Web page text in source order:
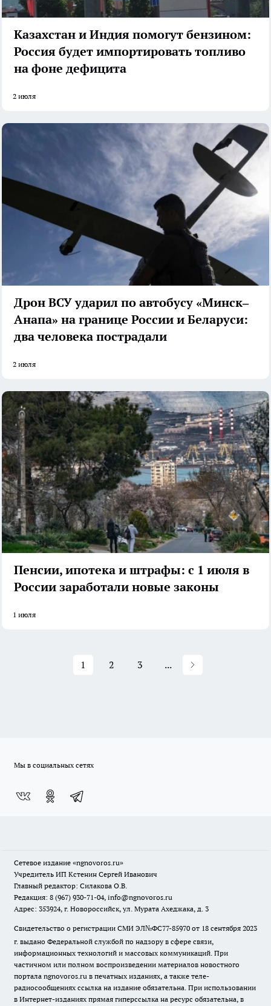
Казахстан и Индия помогут бензином:
Россия будет импортировать топливо
на фоне дефицита
2 июля
Дрон ВСУ ударил по автобусу «Минск–
Анапа» на границе России и Беларуси:
два человека пострадали
2 июля
Пенсии, ипотека и штрафы: с 1 июля в
России заработали новые законы
1 июля
1 2 3 ...
Мы в социальных сетях
Сетевое издание «ngnovoros.ru»
Учредитель ИП Кстенин Сергей Иванович
Главный редактор: Силакова О.В.
Редакция: 8 (967) 930-71-04, info@ngnovoros.ru
Адрес: 353924, г. Новороссийск, ул. Мурата Ахеджака, д. 3
Свидетельство о регистрации СМИ ЭЛ№ФС77-85970 от 18 сентября 2023
г. выдано Федеральной службой по надзору в сфере связи,
информационных технологий и массовых коммуникаций. При
частичном или полном воспроизведении материалов новостного
портала ngnovoros.ru в печатных изданиях, а также теле-
радиосообщениях ссылка на издание обязательна. При использовании
в Интернет-изданиях прямая гиперссылка на ресурс обязательна, в